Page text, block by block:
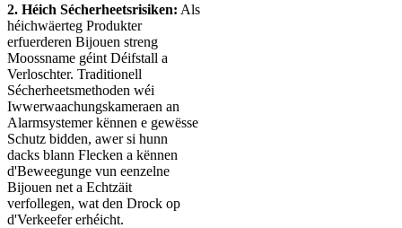
2. Héich Sécherheetsrisiken: Als
héichwäerteg Produkter
erfuerderen Bijouen streng
Moossname géint Déifstall a
Verloschter. Traditionell
Sécherheetsmethoden wéi
Iwwerwaachungskameraen an
Alarmsystemer kënnen e gewësse
Schutz bidden, awer si hunn
dacks blann Flecken a kënnen
d'Beweegunge vun eenzelne
Bijouen net a Echtzäit
verfollegen, wat den Drock op
d'Verkeefer erhéicht.